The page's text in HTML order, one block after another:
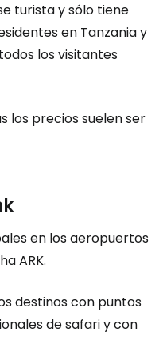
turista y sólo tiene
en Tanzania y
los visitantes
los precios suelen ser
en los aeropuertos
ARK.
destinos con puntos
de safari y con